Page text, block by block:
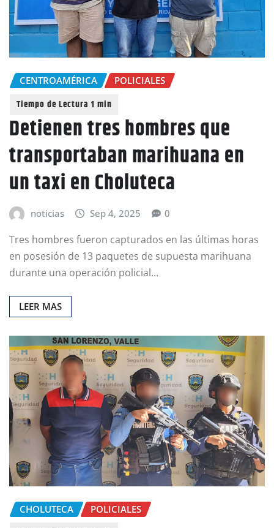
CENTROAMÉRICA POLICIALES
Detienen tres hombres que
transportaban marihuana en
un taxi en Choluteca
noticias Sep 4, 2025 0
Tres hombres fueron capturados en las últimas horas
en posesión de 13 paquetes de supuesta marihuana
durante una operación policial…
LEER MAS
CHOLUTECA POLICIALES